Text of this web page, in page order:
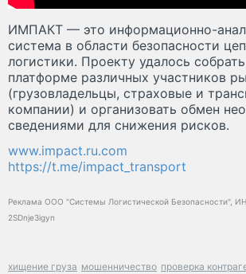
ИМПАКТ — это информационно-
система в области безопасности
логистики. Проекту удалось
платформе различных участников
(грузовладельцы, страховые и
компании) и организовать обмен
сведениями для снижения рисков.
www.impact.ru.com
https://t.me/impact_transport
Реклама ООО "Системы Логистической Безопасности",
2SDnje3igyn
хищение груза мошенничество проверка